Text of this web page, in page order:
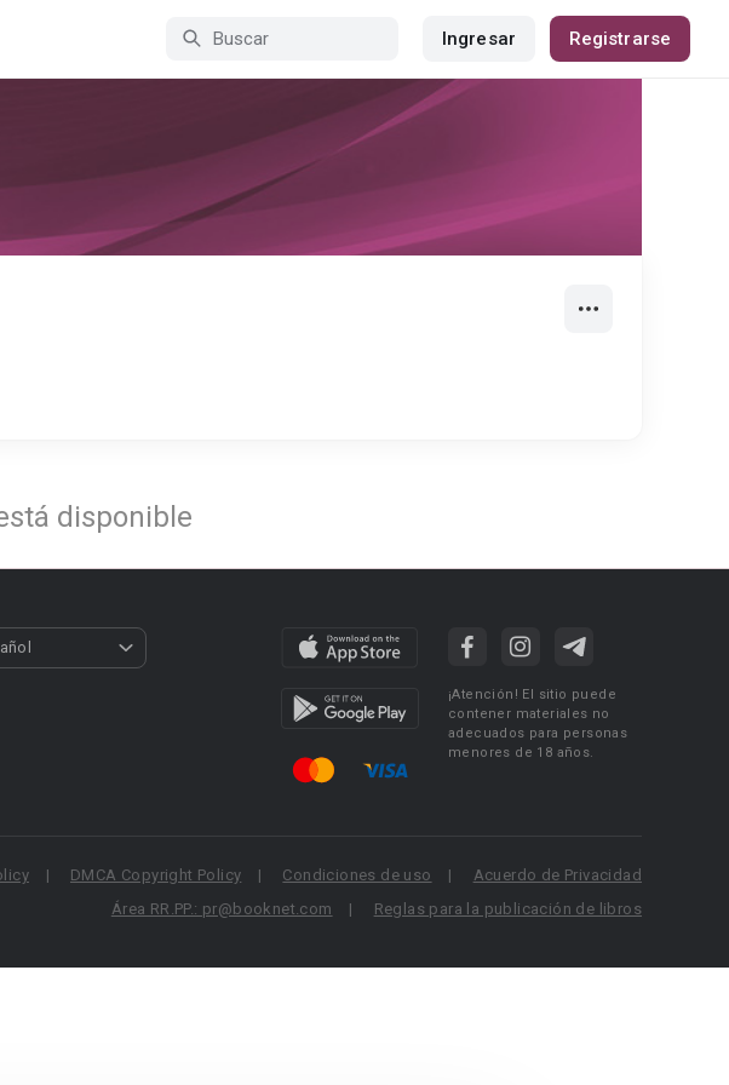
Ingresar Registrarse
disponible
¡Atención! El sitio puede
contener materiales no
adecuados para personas
menores de 18 años.
DMCA Copyright Policy Condiciones de uso
Acuerdo de Privacidad
Área RR.PP.: pr@booknet.com
Reglas para la publicación de libros